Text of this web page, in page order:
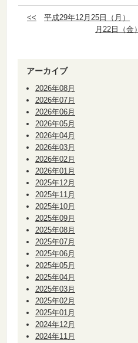
<< 平成29年12月25日（月）
月22日（金）
アーカイブ
2026年08月
2026年07月
2026年06月
2026年05月
2026年04月
2026年03月
2026年02月
2026年01月
2025年12月
2025年11月
2025年10月
2025年09月
2025年08月
2025年07月
2025年06月
2025年05月
2025年04月
2025年03月
2025年02月
2025年01月
2024年12月
2024年11月